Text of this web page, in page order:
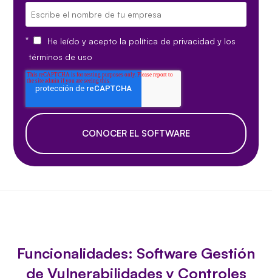
* He leído y acepto la política de privacidad y los
términos de uso
Funcionalidades: Software Gestión
de Vulnerabilidades y Controles